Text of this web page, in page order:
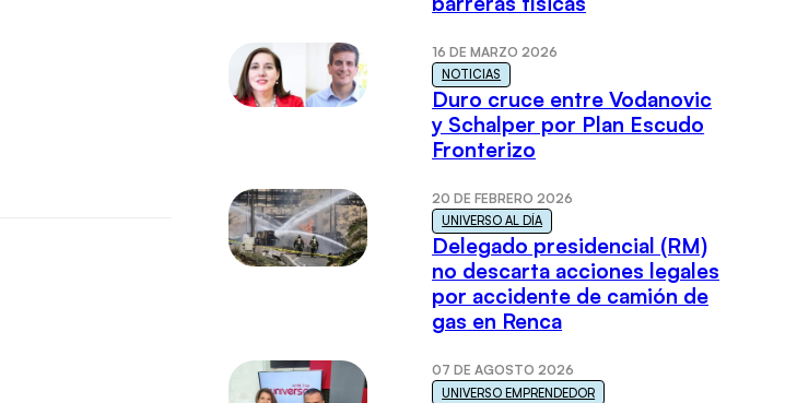
16 DE MARZO 2026
NOTICIAS
Duro cruce entre Vodanovic
y Schalper por Plan Escudo
Fronterizo
20 DE FEBRERO 2026
UNIVERSO AL DÍA
Delegado presidencial (RM)
no descarta acciones legales
por accidente de camión de
gas en Renca
07 DE AGOSTO 2026
UNIVERSO EMPRENDEDOR